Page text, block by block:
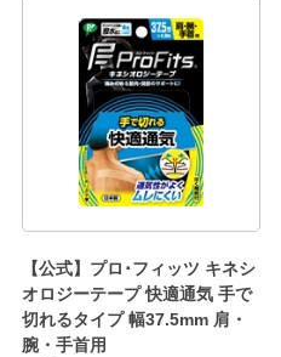
【公式】プロ･フィッツ キネシ
オロジーテープ 快適通気 手で
切れるタイプ 幅37.5mm 肩・
腕・手首用